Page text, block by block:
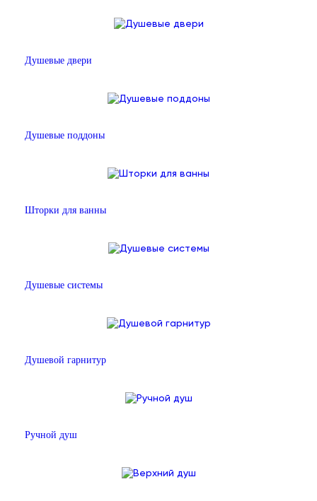
Душевые двери
Душевые поддоны
Шторки для ванны
Душевые системы
Душевой гарнитур
Ручной душ